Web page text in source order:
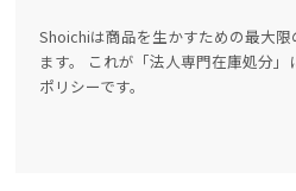
Shoichiは商品を生かすための最大
ます。 これが「法人専門在庫処分
ポリシーです。